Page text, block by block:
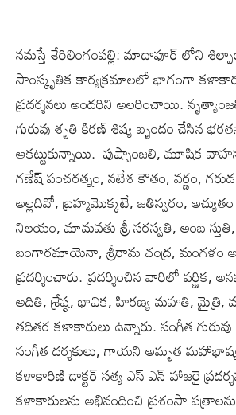
నమస్తే శేరిలింగంపల్లి: మాదాపూర్ లోని
సాంస్కృతిక కార్యక్రమాలలో భాగంగా
ప్రదర్శనలు అందరిని అలరించాయి.
గురువు శృతి కిరణ్ శిష్య బృందం చేసిన
ఆకట్టుకున్నాయి. పుష్పాంజలి, మూషిక
గణేష్ పంచరత్నం, నటేశ కౌతం, వర్ణం,
అల్లదివో, బ్రహ్మమొక్కటే, జతిస్వరం,
నిలయం, మామవతు శ్రీ సరస్వతి, అంబ
బంగారమాయెనా, శ్రీరామ చంద్ర, మంగళం
ప్రదర్శించారు. ప్రదర్శించిన వారిలో
అదితి, శ్రేష్ఠ, భావిక, హిరణ్య మహతి,
తదితర కళాకారులు ఉన్నారు. సంగీత
సంగీత దర్శకులు, గాయని అమృత
కళాకారిణి డాక్టర్ సత్య ఎస్ ఎన్ హాజరై
కళాకారులను అభినందించి ప్రశంసా